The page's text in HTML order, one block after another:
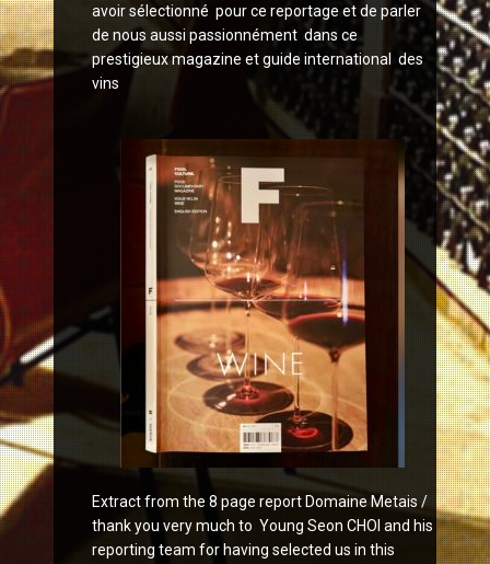
avoir sélectionné pour ce reportage et de parler
de nous aussi passionnément dans ce
prestigieux magazine et guide international des
vins
Extract from the 8 page report Domaine Metais /
thank you very much to Young Seon CHOI and his
reporting team for having selected us in this